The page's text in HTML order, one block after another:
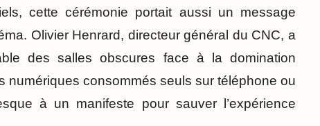
cette cérémonie portait aussi un message
Olivier Henrard, directeur général du CNC, a
des salles obscures face à la domination
numériques consommés seuls sur téléphone ou
à un manifeste pour sauver l’expérience